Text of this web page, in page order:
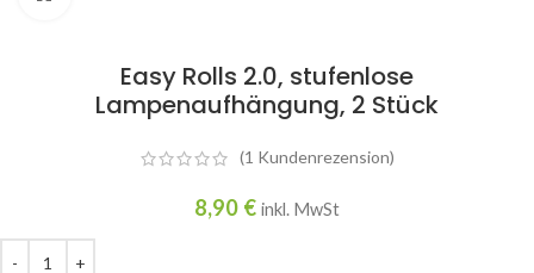
Easy Rolls 2.0, stufenlose
Lampenaufhängung, 2 Stück
(1 Kundenrezension)
8,90 € inkl. MwSt